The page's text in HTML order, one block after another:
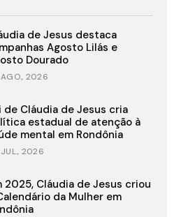
de Jesus destaca
Agosto Lilás e
Dourado
2026
de Cláudia de Jesus cria
estadual de atenção à
mental em Rondônia
2026
2025, Cláudia de Jesus criou
da Mulher em